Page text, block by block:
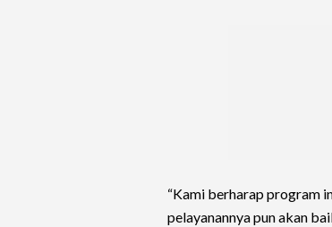
“Kami berharap program
pelayanannya pun akan